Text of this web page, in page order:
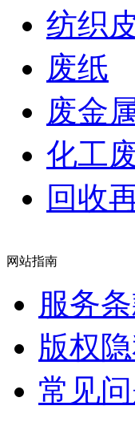
纺织
废纸
废金
化工
回收
网站指南
服务
版权
常见